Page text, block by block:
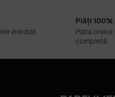
imediat
Plăți
Plata
completă